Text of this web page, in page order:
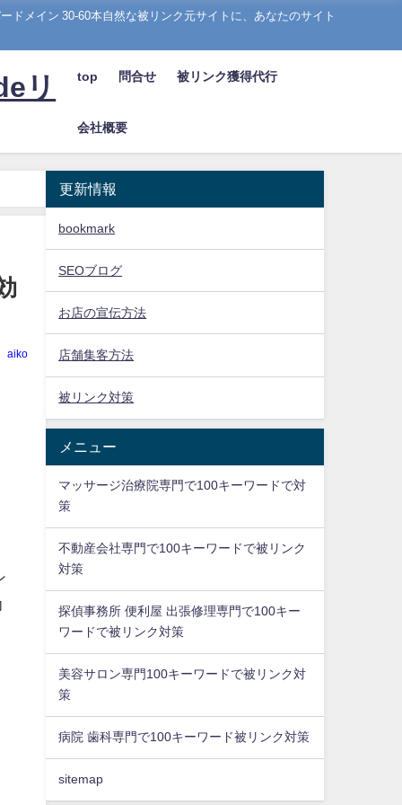
ドメイン 30-60本自然な被リンク元サイトに、あなたのサイト
リ
top 問合せ 被リンク獲得代行
会社概要
aiko
更新情報
bookmark
SEOブログ
お店の宣伝方法
店舗集客方法
被リンク対策
メニュー
マッサージ治療院専門で100キーワードで対
策
不動産会社専門で100キーワードで被リンク
対策
探偵事務所 便利屋 出張修理専門で100キー
ワードで被リンク対策
美容サロン専門100キーワードで被リンク対
策
病院 歯科専門で100キーワード被リンク対策
sitemap